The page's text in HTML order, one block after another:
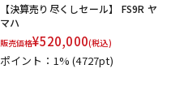
【決算売り尽くしセール】 FS9R ヤ
マハ
販売価格¥520,000(税込)
ポイント：1%(4727pt)